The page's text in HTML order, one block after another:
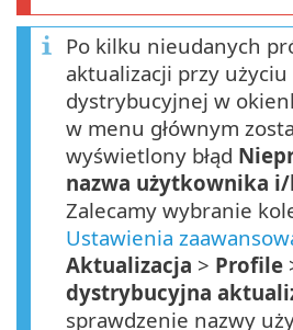
Po kilku nieudanych
aktualizacji przy
dystrybucyjnej w
w menu głównym
wyświetlony błąd
nazwa użytkownika i/
Zalecamy wybranie
Ustawienia
Aktualizacja > Profile
dystrybucyjna
sprawdzenie nazwy